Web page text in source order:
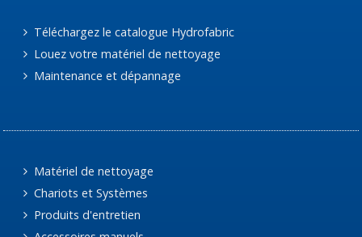
Téléchargez le catalogue Hydrofabric
Louez votre matériel de nettoyage
Maintenance et dépannage
Matériel de nettoyage
Chariots et Systèmes
Produits d'entretien